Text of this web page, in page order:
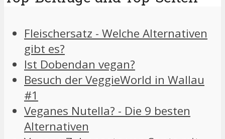
Fleischersatz - Welche Alternativen
gibt es?
Ist Dobendan vegan?
Besuch der VeggieWorld in Wallau
#1
Veganes Nutella? - Die 9 besten
Alternativen